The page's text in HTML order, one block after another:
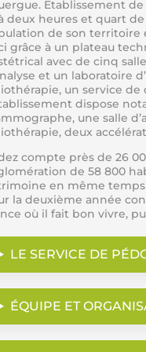
Etablissement
deux heures et quart
de son territoire
grâce à un plateau
avec de cinq
et un laboratoire
un service de
dispose
une salle
deux
compte près de 26
de 58 800
en même temps
la deuxième année
où il fait bon vivre,
LE SERVICE DE
ÉQUIPE ET